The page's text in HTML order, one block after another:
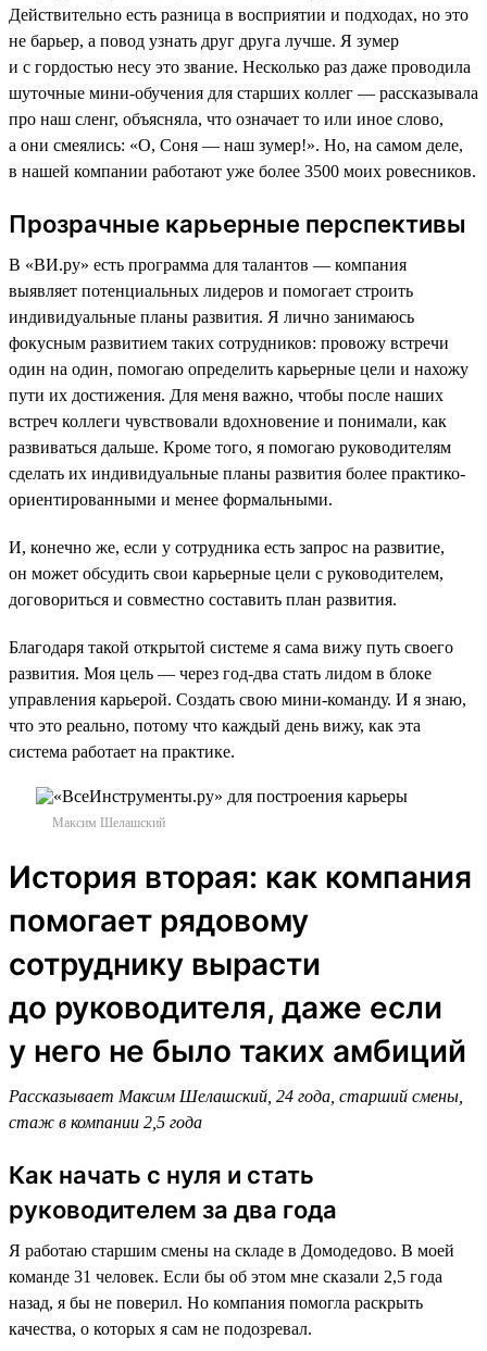
Действительно есть разница в восприятии и подходах, но это
не барьер, а повод узнать друг друга лучше. Я зумер
и с гордостью несу это звание. Несколько раз даже проводила
шуточные мини-обучения для старших коллег — рассказывала
про наш сленг, объясняла, что означает то или иное слово,
а они смеялись: «О, Соня — наш зумер!». Но, на самом деле,
в нашей компании работают уже более 3500 моих ровесников.
Прозрачные карьерные перспективы
В «ВИ.ру» есть программа для талантов — компания
выявляет потенциальных лидеров и помогает строить
индивидуальные планы развития. Я лично занимаюсь
фокусным развитием таких сотрудников: провожу встречи
один на один, помогаю определить карьерные цели и нахожу
пути их достижения. Для меня важно, чтобы после наших
встреч коллеги чувствовали вдохновение и понимали, как
развиваться дальше. Кроме того, я помогаю руководителям
сделать их индивидуальные планы развития более практико-
ориентированными и менее формальными.
И, конечно же, если у сотрудника есть запрос на развитие,
он может обсудить свои карьерные цели с руководителем,
договориться и совместно составить план развития.
Благодаря такой открытой системе я сама вижу путь своего
развития. Моя цель — через год-два стать лидом в блоке
управления карьерой. Создать свою мини-команду. И я знаю,
что это реально, потому что каждый день вижу, как эта
система работает на практике.
Максим Шелашский
История вторая: как компания
помогает рядовому
сотруднику вырасти
до руководителя, даже если
у него не было таких амбиций
Рассказывает Максим Шелашский, 24 года, старший смены,
стаж в компании 2,5 года
Как начать с нуля и стать
руководителем за два года
Я работаю старшим смены на складе в Домодедово. В моей
команде 31 человек. Если бы об этом мне сказали 2,5 года
назад, я бы не поверил. Но компания помогла раскрыть
качества, о которых я сам не подозревал.